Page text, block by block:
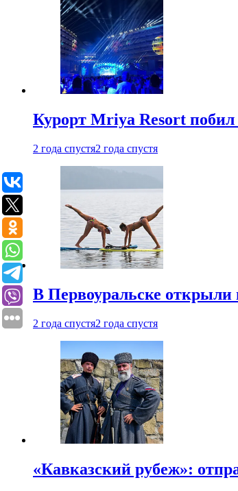
Курорт Mriya Resort побил
2 года спустя2 года спустя
В Первоуральске открыли
2 года спустя2 года спустя
«Кавказский рубеж»: